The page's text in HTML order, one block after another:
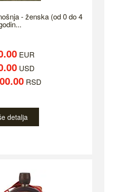
- ženska (od 0 do 4
EUR
USD
RSD
detalja